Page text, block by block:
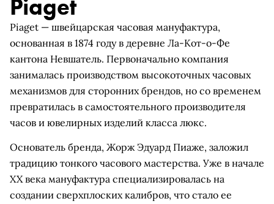
Piaget
Piaget — швейцарская часовая мануфактура,
основанная в 1874 году в деревне Ла-Кот-о-Фе
кантона Невшатель. Первоначально компания
занималась производством высокоточных часовых
механизмов для сторонних брендов, но со временем
превратилась в самостоятельного производителя
часов и ювелирных изделий класса люкс.
Основатель бренда, Жорж Эдуард Пиаже, заложил
традицию тонкого часового мастерства. Уже в начале
XX века мануфактура специализировалась на
создании сверхплоских калибров, что стало ее